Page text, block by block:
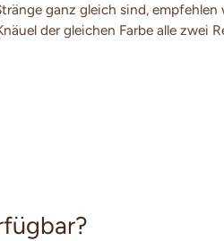
ganz gleich sind, empfehlen
der gleichen Farbe alle zwei